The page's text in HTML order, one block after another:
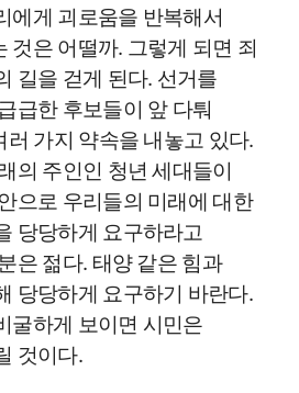
에게 괴로움을 반복해서
것은 어떨까. 그렇게 되면 죄
길을 걷게 된다. 선거를
급한 후보들이 앞 다퉈
가지 약속을 내놓고 있다.
의 주인인 청년 세대들이
으로 우리들의 미래에 대한
당당하게 요구하라고
은 젊다. 태양 같은 힘과
당당하게 요구하기 바란다.
굴하게 보이면 시민은
것이다.